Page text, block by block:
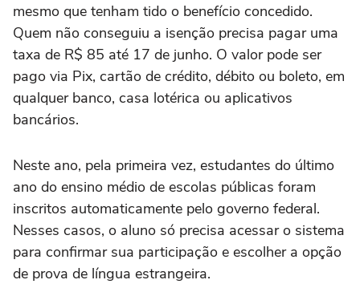
mesmo que tenham tido o benefício concedido.
Quem não conseguiu a isenção precisa pagar uma
taxa de R$ 85 até 17 de junho. O valor pode ser
pago via Pix, cartão de crédito, débito ou boleto, em
qualquer banco, casa lotérica ou aplicativos
bancários.
Neste ano, pela primeira vez, estudantes do último
ano do ensino médio de escolas públicas foram
inscritos automaticamente pelo governo federal.
Nesses casos, o aluno só precisa acessar o sistema
para confirmar sua participação e escolher a opção
de prova de língua estrangeira.